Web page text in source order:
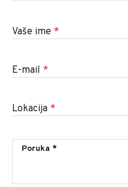
Vaše ime *
E-mail *
Lokacija *